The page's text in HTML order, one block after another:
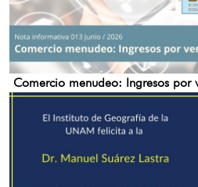
Comercio menudeo: Ingresos por